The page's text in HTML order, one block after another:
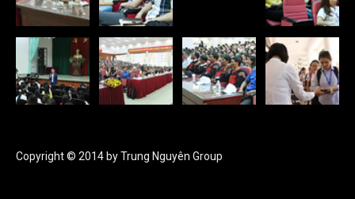
Copyright © 2014 by Trung Nguyên Group